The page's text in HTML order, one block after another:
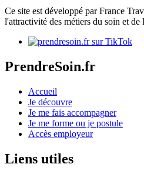
Ce site est développé par France
l'attractivité des métiers du soin et de
PrendreSoin.fr
Accueil
Je découvre
Je me fais accompagner
Je me forme ou je postule
Accès employeur
Liens utiles